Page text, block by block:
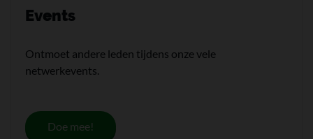
Events
Ontmoet andere leden tijdens onze vele
netwerkevents.
Doe mee!